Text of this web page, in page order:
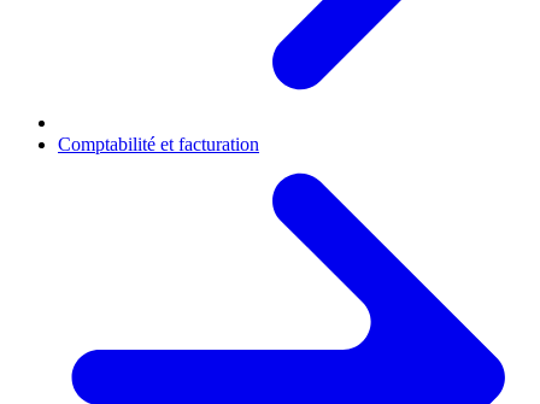
Comptabilité et facturation